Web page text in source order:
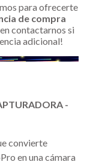
para ofrecerte
de compra
contactarnos si
adicional!
-
convierte
en una cámara